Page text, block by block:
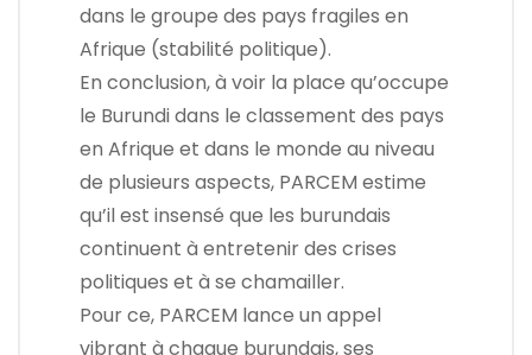
dans le groupe des pays fragiles en
Afrique (stabilité politique).
En conclusion, à voir la place qu’occupe
le Burundi dans le classement des pays
en Afrique et dans le monde au niveau
de plusieurs aspects, PARCEM estime
qu’il est insensé que les burundais
continuent à entretenir des crises
politiques et à se chamailler.
Pour ce, PARCEM lance un appel
vibrant à chaque burundais, ses